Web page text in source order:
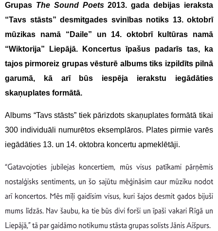
Grupas The Sound Poets2013. gada debijas ieraksta
“Tavs stāsts” desmitgades svinības notiks 13. oktobrī
mūzikas namā “Daile” un 14. oktobrī kultūras namā
“Wiktorija” Liepājā. Koncertus īpašus padarīs tas, ka
tajos pirmoreiz grupas vēsturē albums tiks izpildīts pilnā
garumā, kā arī būs iespēja ierakstu iegādāties
skaņuplates formātā.
Albums “Tavs stāsts” tiek pārizdots skaņuplates formātā tikai
300 individuāli numurētos eksemplāros. Plates pirmie varēs
iegādāties 13. un 14. oktobra koncertu apmeklētāji.
“Gatavojoties jubilejas koncertiem, mūs visus patīkami pārņēmis
nostalģisks sentiments, un šo sajūtu mēģināsim caur mūziku nodot
arī koncertos. Mēs mīļi gaidīsim visus, kuri šajos desmit gados bijuši
mums līdzās. Nav šaubu, ka tie būs divi forši un īpaši vakari Rīgā un
Liepājā,” tā par gaidāmo notikumu stāsta grupas solists Jānis Aišpurs.